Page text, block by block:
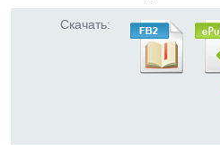
Скачать: